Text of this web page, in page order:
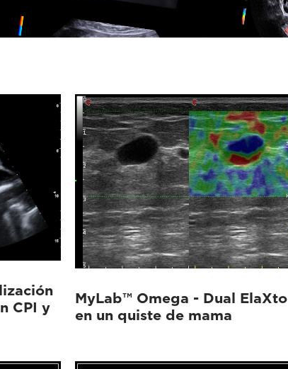
CPI y
MyLab™ Omega - Dual ElaXto
en un quiste de mama